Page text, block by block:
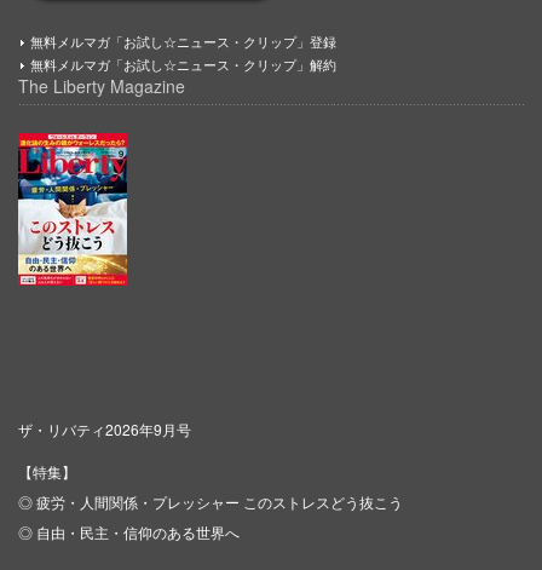
無料メルマガ「お試し☆ニュース・クリップ」登録
無料メルマガ「お試し☆ニュース・クリップ」解約
The Liberty Magazine
ザ・リバティ2026年9月号
【特集】
◎ 疲労・人間関係・プレッシャー このストレスどう抜こう
◎ 自由・民主・信仰のある世界へ